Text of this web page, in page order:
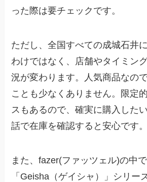
った際は要チェックです。
ただし、全国すべての成城石井
わけではなく、店舗やタイミン
況が変わります。人気商品なの
ことも少なくありません。限定
スもあるので、確実に購入した
話で在庫を確認すると安心です。
また、fazer(ファッツェル)の中
「Geisha（ゲイシャ）」シリー